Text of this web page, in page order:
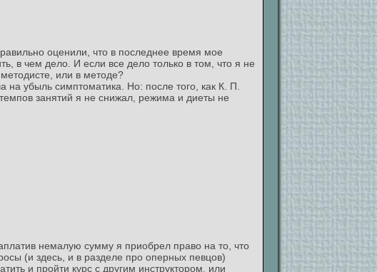
оценили, что в последнее время мое
в чем дело. И если все дело только в том, что я не
или в методе?
убыль симптоматика. Но: после того, как К. П.
занятий я не снижал, режима и диеты не
немалую сумму я приобрел право на то, что
(и здесь, и в разделе про оперных певцов)
и пройти курс с другим инструктором, или